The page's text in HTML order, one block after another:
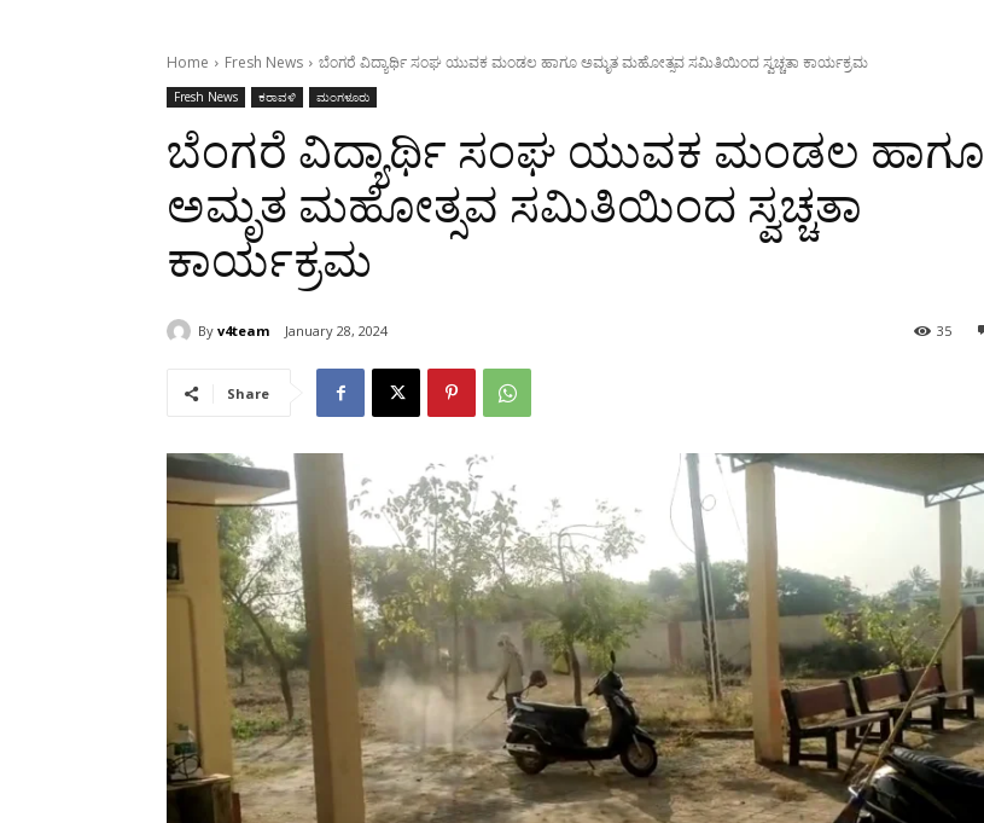
Home Fresh News ಬೆಂಗರೆ ವಿದ್ಯಾರ್ಥಿ ಸಂಘ ಯುವಕ ಮಂಡಲ ಹಾಗೂ ಅಮೃತ ಮಹೋತ್ಸವ ಸಮಿತಿಯಿಂದ ಸ್ವಚ್ಚತಾ ಕಾರ್ಯಕ್ರಮ
Fresh News ಕರಾವಳಿ ಮಂಗಳೂರು
ಬೆಂಗರೆ ವಿದ್ಯಾರ್ಥಿ ಸಂಘ ಯುವಕ ಮಂಡಲ ಹಾಗೂ
ಅಮೃತ ಮಹೋತ್ಸವ ಸಮಿತಿಯಿಂದ ಸ್ವಚ್ಚತಾ
ಕಾರ್ಯಕ್ರಮ
By v4team January 28, 2024 35
Share